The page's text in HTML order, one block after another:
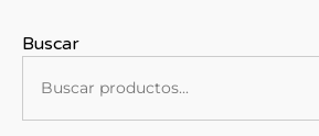
Buscar